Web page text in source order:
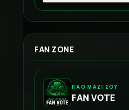
FAN ZONE
ΠΑΟ ΜΑΖΙ ΣΟΥ
FAN VOTE